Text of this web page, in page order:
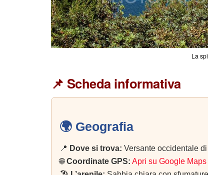
La
📌 Scheda informativa
🌍 Geografia
📍 Dove si trova: Versante occidentale
🌐Coordinate GPS: Apri su Google Maps